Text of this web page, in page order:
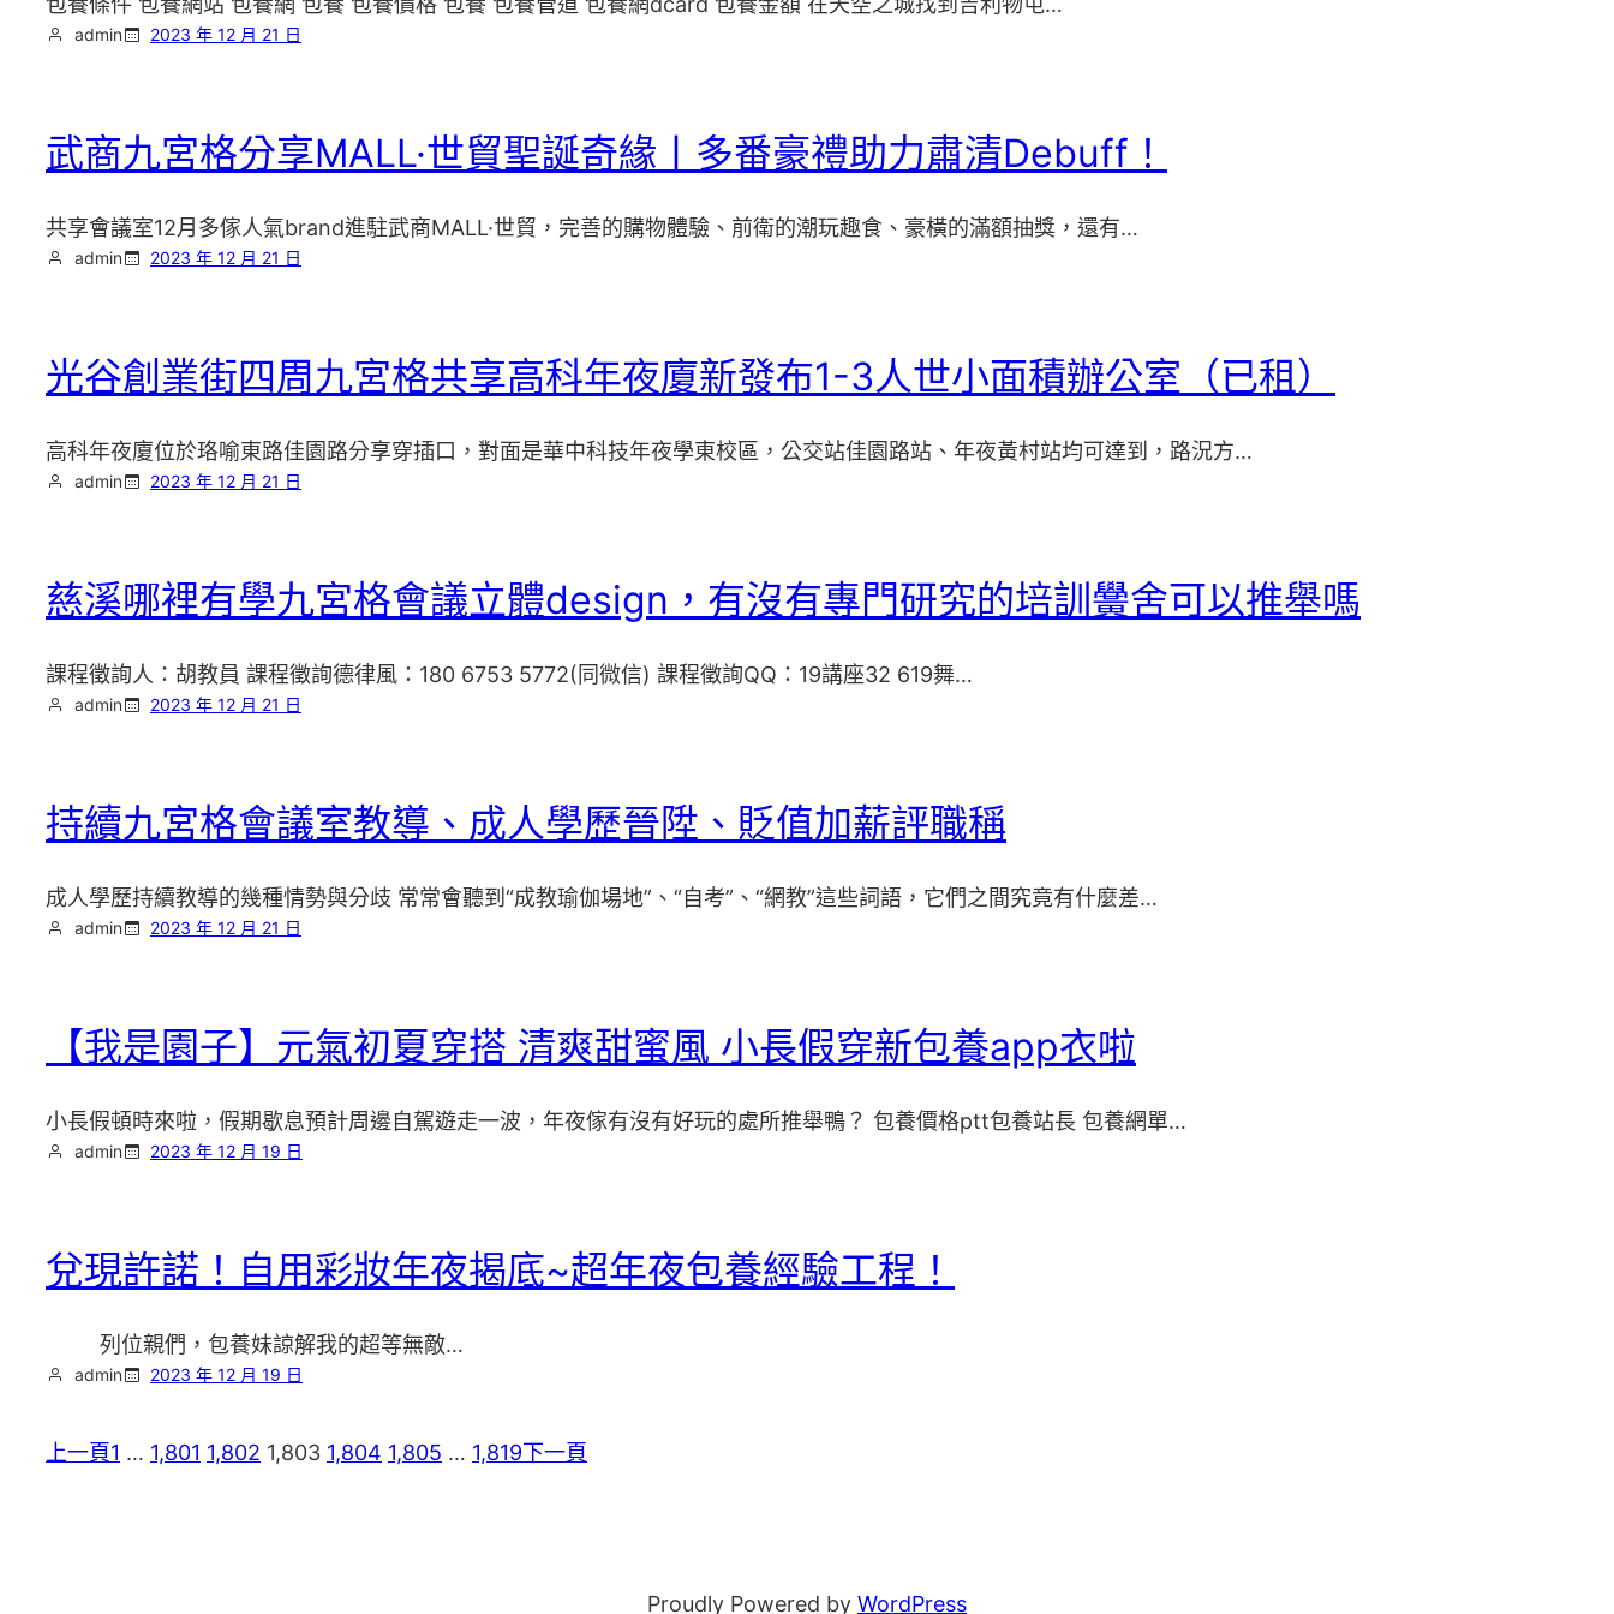
admin 2023 年 12 月 21 日
武商九宮格分享MALL·世貿聖誕奇緣丨多番豪禮助力肅清Debuff！
共享會議室12月多傢人氣brand進駐武商MALL·世貿，完善的購物體驗、前衛的潮玩趣食、豪橫的滿額抽獎，還有…
admin 2023 年 12 月 21 日
光谷創業街四周九宮格共享高科年夜廈新發布1-3人世小面積辦公室（已租）
高科年夜廈位於珞喻東路佳園路分享穿插口，對面是華中科技年夜學東校區，公交站佳園路站、年夜黃村站均可達到，路況方…
admin 2023 年 12 月 21 日
慈溪哪裡有學九宮格會議立體design，有沒有專門研究的培訓黌舍可以推舉嗎
課程徵詢人：胡教員 課程徵詢德律風：180 6753 5772(同微信) 課程徵詢QQ：19講座32 619舞…
admin 2023 年 12 月 21 日
持續九宮格會議室教導、成人學歷晉陞、貶值加薪評職稱
成人學歷持續教導的幾種情勢與分歧 常常會聽到“成教瑜伽場地”、“自考”、“網教”這些詞語，它們之間究竟有什麼差…
admin 2023 年 12 月 21 日
【我是園子】元氣初夏穿搭 清爽甜蜜風 小長假穿新包養app衣啦
小長假頓時來啦，假期歇息預計周邊自駕遊走一波，年夜傢有沒有好玩的處所推舉鴨？ 包養價格ptt包養站長 包養網單…
admin 2023 年 12 月 19 日
兌現許諾！自用彩妝年夜揭底~超年夜包養經驗工程！
列位親們，包養妹諒解我的超等無敵…
admin 2023 年 12 月 19 日
上一頁1 … 1,801 1,802 1,803 1,804 1,805 … 1,819下一頁
Proudly Powered by WordPress